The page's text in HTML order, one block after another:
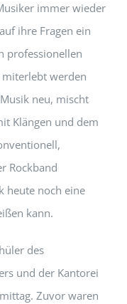
immer wieder
ihre Fragen ein
professionellen
werden
neu, mischt
Klängen und dem
Rockband
heute noch eine
kann.
des
und der Kantorei
Zuvor waren